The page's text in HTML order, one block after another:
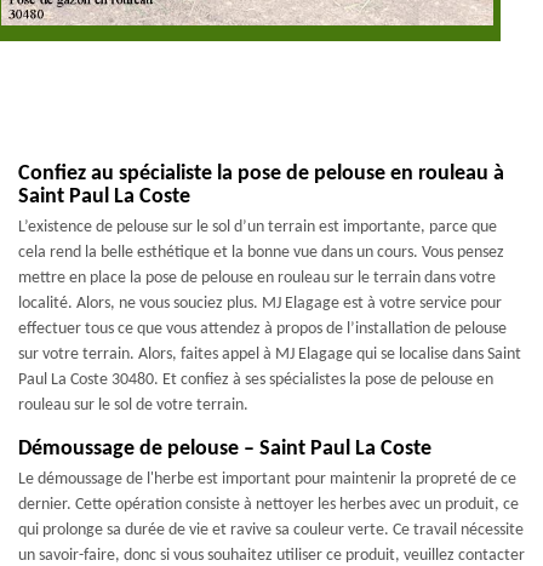
Confiez au spécialiste la pose de pelouse en rouleau à
Saint Paul La Coste
L’existence de pelouse sur le sol d’un terrain est importante, parce que
cela rend la belle esthétique et la bonne vue dans un cours. Vous pensez
mettre en place la pose de pelouse en rouleau sur le terrain dans votre
localité. Alors, ne vous souciez plus. MJ Elagage est à votre service pour
effectuer tous ce que vous attendez à propos de l’installation de pelouse
sur votre terrain. Alors, faites appel à MJ Elagage qui se localise dans Saint
Paul La Coste 30480. Et confiez à ses spécialistes la pose de pelouse en
rouleau sur le sol de votre terrain.
Démoussage de pelouse – Saint Paul La Coste
Le démoussage de l'herbe est important pour maintenir la propreté de ce
dernier. Cette opération consiste à nettoyer les herbes avec un produit, ce
qui prolonge sa durée de vie et ravive sa couleur verte. Ce travail nécessite
un savoir-faire, donc si vous souhaitez utiliser ce produit, veuillez contacter